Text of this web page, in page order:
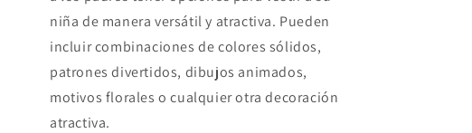
niña de manera versátil y atractiva. Pueden
incluir combinaciones de colores sólidos,
patrones divertidos, dibujos animados,
motivos florales o cualquier otra decoración
atractiva.